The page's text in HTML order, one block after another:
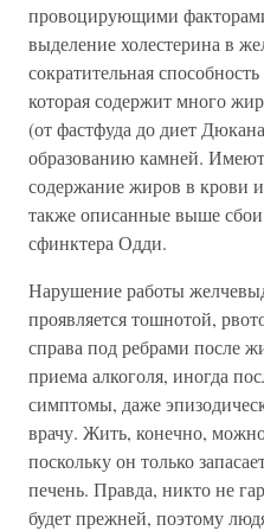
провоцирующими
выделение холестерина в
сократительная
которая содержит много
(от фастфуда до диет
образованию камней.
содержание жиров в крови
также описанные выше
сфинктера Одди.
Нарушение работы
проявляется тошнотой,
справа под ребрами после
приема алкоголя, иногда
симптомы, даже
врачу. Жить, конечно,
поскольку он только
печень. Правда, никто не
будет прежней, поэтому